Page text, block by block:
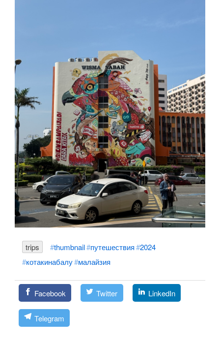
trips thumbnail путешествия 2024
котакинабалу малайзия
Facebook Twitter LinkedIn
Telegram